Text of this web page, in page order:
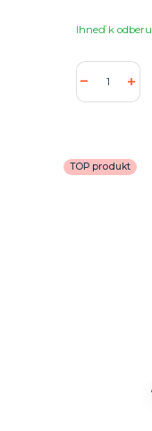
Ihneď k odberu
TOP produkt